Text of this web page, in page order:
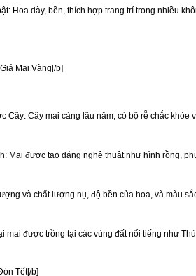
Hoa dày, bền, thích hợp trang trí trong nhiều
Mai Vàng[/b]
Cây: Cây mai càng lâu năm, có bộ rễ chắc
Mai được tạo dáng nghệ thuật như hình rồng,
và chất lượng nụ, độ bền của hoa, và màu
mai được trồng tại các vùng đất nổi tiếng như
Tết[/b]